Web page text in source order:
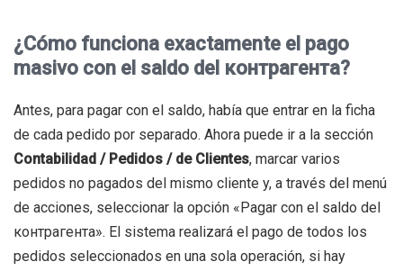
¿Cómo funciona exactamente el pago
masivo con el saldo del контрагента?
Antes, para pagar con el saldo, había que entrar en la ficha
de cada pedido por separado. Ahora puede ir a la sección
Contabilidad / Pedidos / de Clientes, marcar varios
pedidos no pagados del mismo cliente y, a través del menú
de acciones, seleccionar la opción «Pagar con el saldo del
контрагента». El sistema realizará el pago de todos los
pedidos seleccionados en una sola operación, si hay